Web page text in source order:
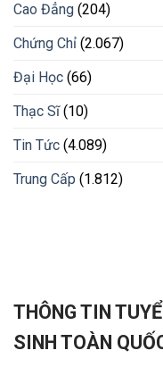
Cao Đẳng (204)
Chứng Chỉ (2.067)
Đại Học (66)
Thạc Sĩ(10)
Tin Tức (4.089)
Trung Cấp (1.812)
THÔNG TIN
SINH TOÀN